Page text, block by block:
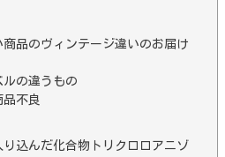
品のヴィンテージ違いのお届け
ルの違うもの
品不良
込んだ化合物トリクロロアニゾ